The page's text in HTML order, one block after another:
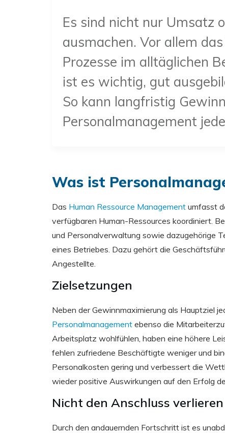
Es sind nicht nur Umsatz
ausmachen. Vor allem
Prozesse im alltäglichen
ist es wichtig, gut
So kann langfristig
Personalmanagement
Was ist
Das Human Ressource Management umfasst
verfügbaren Human-Ressources koordiniert.
und Personalverwaltung sowie dazugehörige
eines Betriebes. Dazu gehört die
Angestellte.
Zielsetzungen
Neben der Gewinnmaximierung als Hauptziel
Personalmanagement ebenso die
Arbeitsplatz wohlfühlen, haben eine höhere
fehlen zufriedene Beschäftigte weniger und
Personalkosten gering und verbessert die
wieder positive Auswirkungen auf den Erfolg
Nicht den Anschluss verlieren
Durch den andauernden Fortschritt ist es